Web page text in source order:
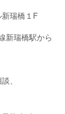
瑞橋１F
新瑞橋駅から
、